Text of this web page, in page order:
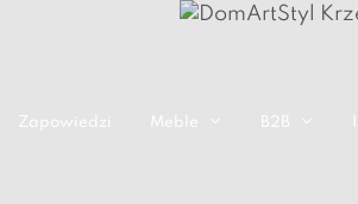
Zapowiedzi Meble B2B